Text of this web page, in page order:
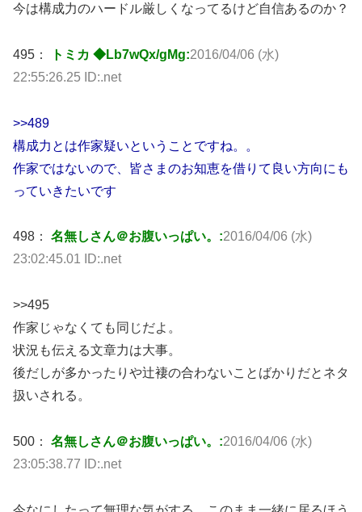
今は構成力のハードル厳しくなってるけど自信あるのか？
495： トミカ ◆Lb7wQx/gMg:2016/04/06 (水)
22:55:26.25 ID:.net
>>489
構成力とは作家疑いということですね。。
作家ではないので、皆さまのお知恵を借りて良い方向にも
っていきたいです
498： 名無しさん＠お腹いっぱい。:2016/04/06 (水)
23:02:45.01 ID:.net
>>495
作家じゃなくても同じだよ。
状況も伝える文章力は大事。
後だしが多かったりや辻褄の合わないことばかりだとネタ
扱いされる。
500： 名無しさん＠お腹いっぱい。:2016/04/06 (水)
23:05:38.77 ID:.net